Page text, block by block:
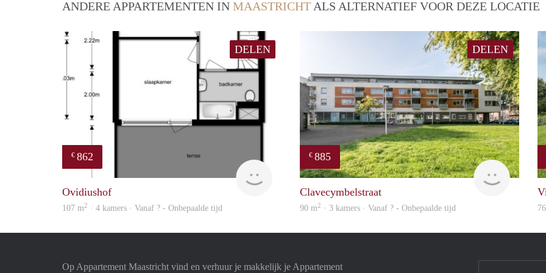
ANDERE APPARTEMENTEN IN MAASTRICHT ALS ALTERNATIEF VOOR DEZE LOCATIE
DELEN
€ 862
Ovidiushof
107 m2 · 4 kamers · Vanaf ? - Onbepaalde tijd
DELEN
€ 885
finder
Clavecymbelstraat
90 m2 · 3 kamers · Vanaf ? - Onbepaalde tijd
Op Appartement Maastricht vind en verhuur je makkelijk je Appartement